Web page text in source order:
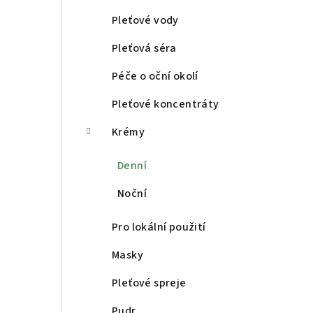
Pleťové vody
Pleťová séra
Péče o oční okolí
Pleťové koncentráty
Krémy
Denní
Noční
Pro lokální použití
Masky
Pleťové spreje